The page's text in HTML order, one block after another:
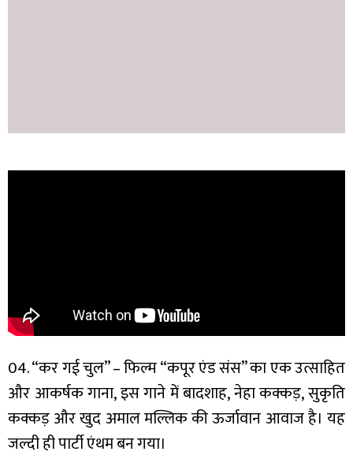
04. “कर गई चुल” – फिल्म “कपूर एंड संस” का एक उत्साहित
और आकर्षक गाना, इस गाने में बादशाह, नेहा कक्कड़, सुकृति
कक्कड़ और खुद अमाल मल्लिक की ऊर्जावान आवाज है। यह
जल्दी ही पार्टी एंथम बन गया।